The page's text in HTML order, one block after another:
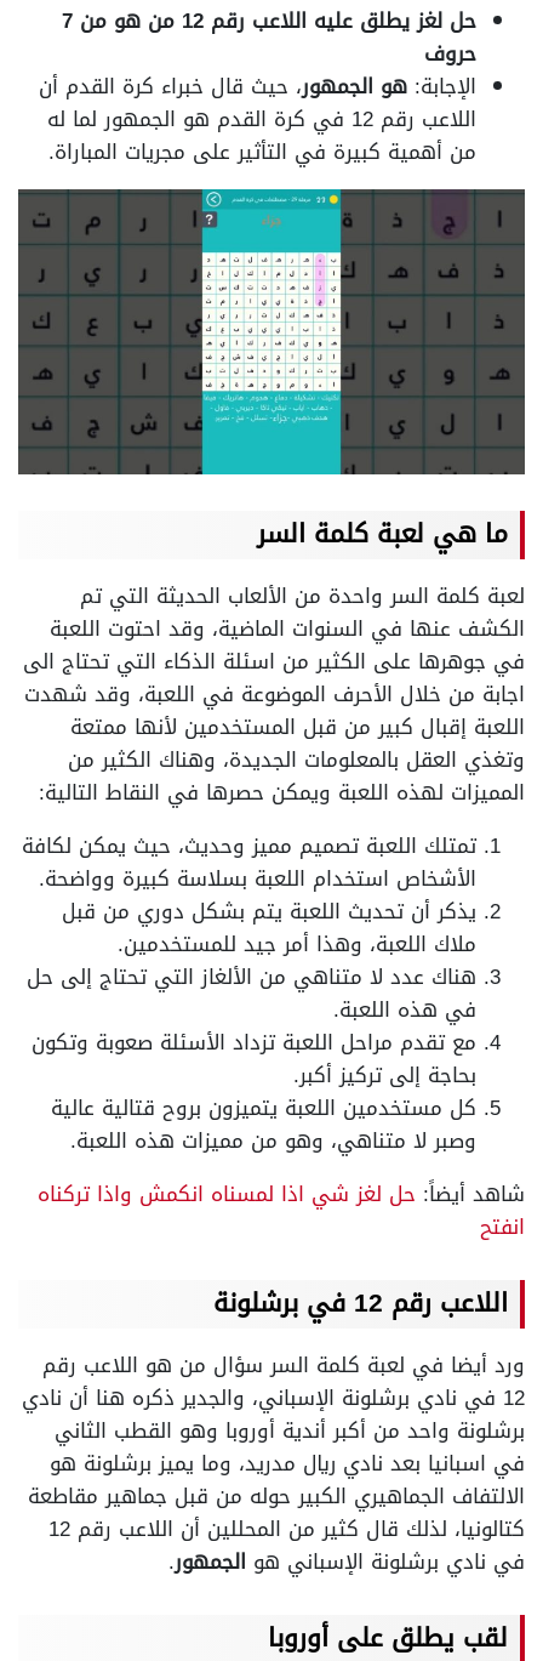
حل لغز يطلق عليه اللاعب رقم 12 من هو من 7
حروف
الإجابة: هو الجمهور، حيث قال خبراء كرة القدم أن
اللاعب رقم 12 في كرة القدم هو الجمهور لما له
من أهمية كبيرة في التأثير على مجريات المباراة.
ما هي لعبة كلمة السر
لعبة كلمة السر واحدة من الألعاب الحديثة التي تم
الكشف عنها في السنوات الماضية، وقد احتوت اللعبة
في جوهرها على الكثير من اسئلة الذكاء التي تحتاج الى
اجابة من خلال الأحرف الموضوعة في اللعبة، وقد شهدت
اللعبة إقبال كبير من قبل المستخدمين لأنها ممتعة
وتغذي العقل بالمعلومات الجديدة، وهناك الكثير من
المميزات لهذه اللعبة ويمكن حصرها في النقاط التالية:
تمتلك اللعبة تصميم مميز وحديث، حيث يمكن لكافة
الأشخاص استخدام اللعبة بسلاسة كبيرة وواضحة.
يذكر أن تحديث اللعبة يتم بشكل دوري من قبل
ملاك اللعبة، وهذا أمر جيد للمستخدمين.
هناك عدد لا متناهي من الألغاز التي تحتاج إلى حل
في هذه اللعبة.
مع تقدم مراحل اللعبة تزداد الأسئلة صعوبة وتكون
بحاجة إلى تركيز أكبر.
كل مستخدمين اللعبة يتميزون بروح قتالية عالية
وصبر لا متناهي، وهو من مميزات هذه اللعبة.
شاهد أيضاً: حل لغز شي اذا لمسناه انكمش واذا تركناه
انفتح
اللاعب رقم 12 في برشلونة
ورد أيضا في لعبة كلمة السر سؤال من هو اللاعب رقم
12 في نادي برشلونة الإسباني، والجدير ذكره هنا أن نادي
برشلونة واحد من أكبر أندية أوروبا وهو القطب الثاني
في اسبانيا بعد نادي ريال مدريد، وما يميز برشلونة هو
الالتفاف الجماهيري الكبير حوله من قبل جماهير مقاطعة
كتالونيا، لذلك قال كثير من المحللين أن اللاعب رقم 12
في نادي برشلونة الإسباني هو الجمهور.
لقب يطلق على أوروبا